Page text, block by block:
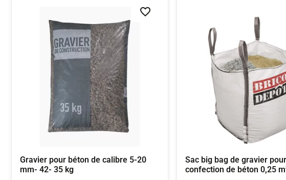
Ajouter à la liste de souhaits
Gravier pour béton de calibre 5-20
mm- 42- 35 kg
Sac big bag de gravier pour
confection de béton 0,25